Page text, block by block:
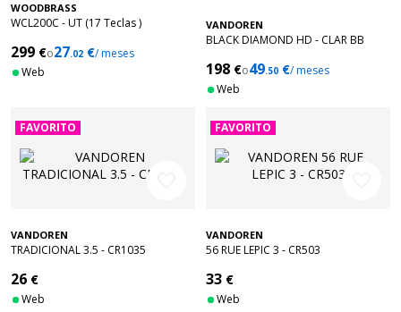
WOODBRASS
WCL200C - UT (17 Teclas )
299 €o27.02 €/ meses
Web
VANDOREN
BLACK DIAMOND HD - CLAR BB
198 €o49.50 €/ meses
Web
FAVORITO
VANDOREN
TRADICIONAL 3.5 - CR1035
26 €
Web
FAVORITO
VANDOREN
56 RUE LEPIC 3 - CR503
33 €
Web